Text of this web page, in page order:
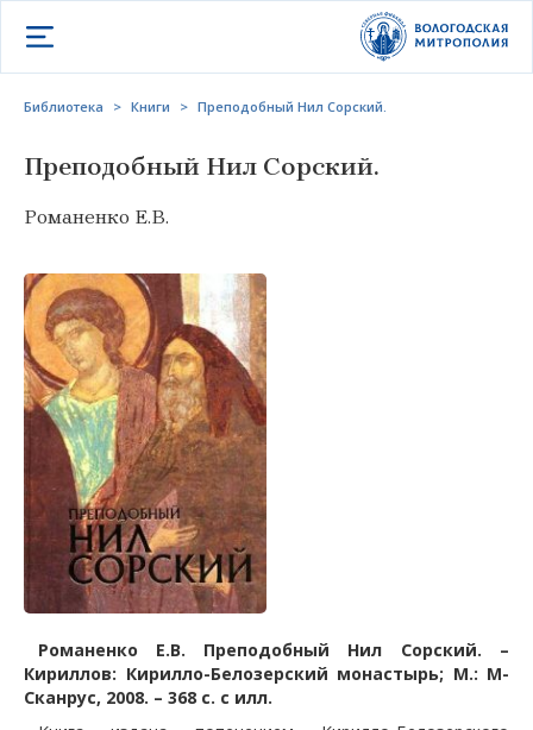
Открыть меню
Библиотека > Книги > Преподобный Нил Сорский.
Преподобный Нил Сорский.
Романенко Е.В.
Романенко Е.В. Преподобный Нил Сорский. –
Кириллов: Кирилло-Белозерский монастырь; М.: М-
Сканрус, 2008. – 368 с. с илл.